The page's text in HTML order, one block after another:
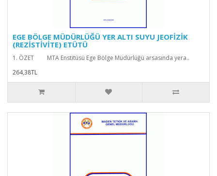
EGE BÖLGE MÜDÜRLÜĞÜ YER ALTI SUYU JEOFİZİK
(REZİSTİVİTE) ETÜTÜ
1. ÖZET MTA Enstitüsü Ege Bölge Müdürlüğü arsasında yera..
264,38TL